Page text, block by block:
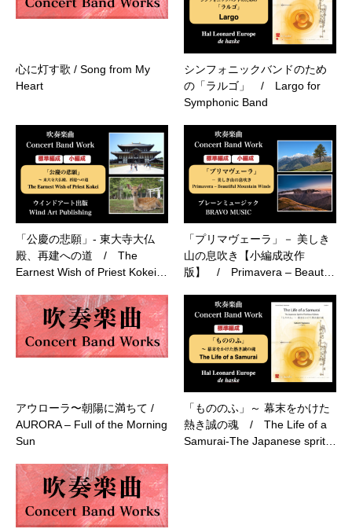
心に灯す歌 / Song from My
Heart
シンフォニックバンドのため
の「ラルゴ」 / Largo for
Symphonic Band
「公慶の悲願」- 東大寺大仏
殿、再建への道 / The
Earnest Wish of Priest Kokei…
「プリマヴェーラ」－ 美しき
山の息吹き【小編成改作
版】 / Primavera – Beaut…
アウローラ〜朝陽に満ちて /
AURORA – Full of the Morning
Sun
「もののふ」～ 幕末をかけた
熱き誠の魂 / The Life of a
Samurai-The Japanese sprit…